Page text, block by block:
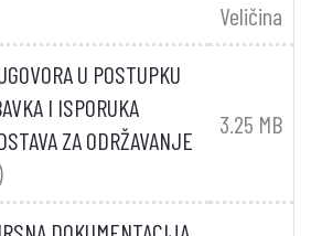
Veličina
U POSTUPKU
I ISPORUKA
ZA ODRŽAVANJE
3.25 MB